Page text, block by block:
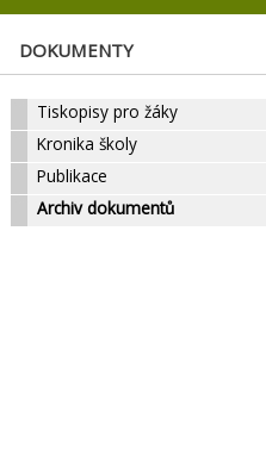
DOKUMENTY
Tiskopisy pro žáky
Kronika školy
Publikace
Archiv dokumentů